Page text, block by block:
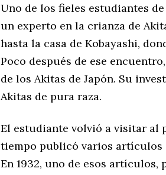
Uno de los fieles estudiantes
un experto en la crianza de
hasta la casa de Kobayashi,
Poco después de ese
de los Akitas de Japón. Su
Akitas de pura raza.
El estudiante volvió a visitar al
tiempo publicó varios artículos
En 1932, uno de esos